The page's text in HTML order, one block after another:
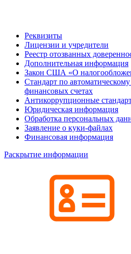
Реквизиты
Лицензии и учредители
Реестр отозванных
Дополнительная информация
Закон США «О
Стандарт по
финансовых счетах
Антикоррупционные
Юридическая информация
Обработка персональных
Заявление о куки-файлах
Финансовая информация
Раскрытие информации